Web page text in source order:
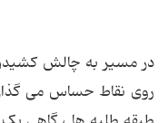
در مسیر به چالش
روی نقاط حساس می